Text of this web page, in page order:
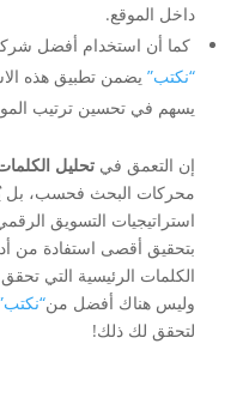
داخل الموقع.
كما أن استخدام أفضل
“نكتب”يضمن تطبيق هذه
يسهم في تحسين ترتيب
إن التعمق في تحليل
محركات البحث فحسب، بل
استراتيجيات التسويق
بتحقيق أقصى استفادة من
الكلمات الرئيسية التي
وليس هناك أفضل من
لتحقق لك ذلك!